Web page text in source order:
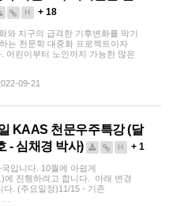
H + 18
와 지구의 급격한 기후변화를 막기
는 천문학 대중화 프로젝트이자
어린이부터 노인까지 가능한 많은
09-21
KAAS 천문우주특강 (달
- 심채경 박사)
H + 1
입니다. 10월에 아쉽게
에 진행하려고 합니다. 아래 변경
다. (주요일정)11/15 - 기존
.